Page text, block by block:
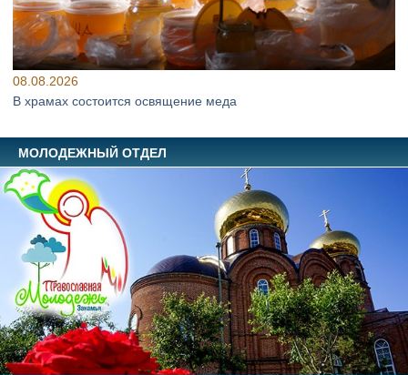
08.08.2026
В храмах состоится освящение меда
МОЛОДЕЖНЫЙ ОТДЕЛ